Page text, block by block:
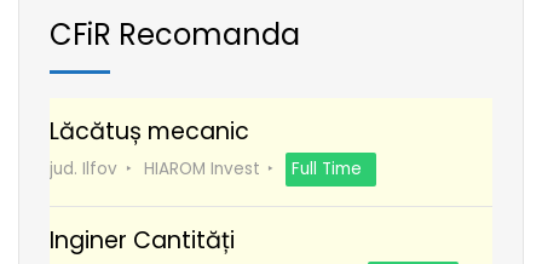
CFiR Recomanda
Lăcătuș mecanic
jud. Ilfov HIAROM Invest Full Time
Inginer Cantități